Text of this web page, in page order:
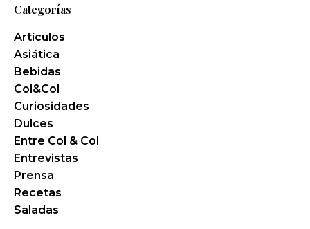
Categorías
Artículos
Asiática
Bebidas
Col&Col
Curiosidades
Dulces
Entre Col & Col
Entrevistas
Prensa
Recetas
Saladas